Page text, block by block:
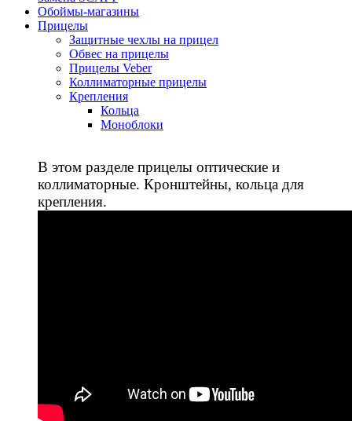
Обоймы-магазины
Прицелы
Защитные чехлы на прицел
Обвес на прицелы
Прицелы Veber
Коллиматорные прицелы
Крепления
Кольца
Моноблоки
В этом разделе прицелы оптические и
коллиматорные. Кронштейны, кольца для
крепления.